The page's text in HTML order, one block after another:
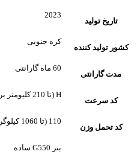
تاریخ تولید
2023
کشور تولید کننده
کره جنوبی
مدت گارانتی
60 ماه گارانتی
کد سرعت
H (تا 210 کلیومتر بر ساعت)
کد تحمل وزن
110 (تا 1060 کیلوگرم)
بنز G550 ساده